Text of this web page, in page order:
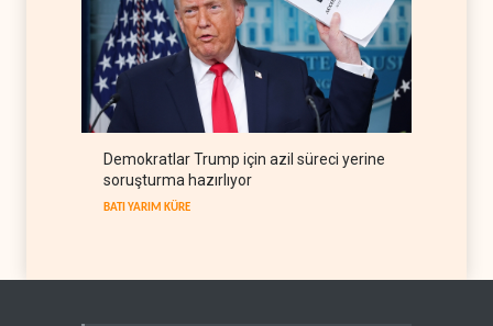
Demokratlar Trump için azil süreci yerine
soruşturma hazırlıyor
BATI YARIM KÜRE